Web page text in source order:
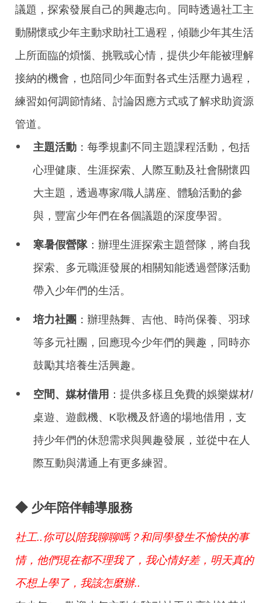
議題，探索發展自己的興趣志向。同時透過社工主
動關懷或少年主動求助社工過程，傾聽少年其生活
上所面臨的煩惱、挑戰或心情，提供少年能被理解
接納的機會，也陪同少年面對各式生活壓力過程，
練習如何調節情緒、討論因應方式或了解求助資源
管道。
主題活動 ：每季規劃不同主題課程活動，包括
心理健康、生涯探索、人際互動及社會關懷四
大主題，透過專家/職人講座、體驗活動的參
與，豐富少年們在各個議題的深度學習。
寒暑假營隊：辦理生涯探索主題營隊，將自我
探索、多元職涯發展的相關知能透過營隊活動
帶入少年們的生活。
培力社團 ：辦理熱舞、吉他、時尚保養、羽球
等多元社團，回應現今少年們的興趣，同時亦
鼓勵其培養生活興趣。
空間、媒材借用 ：提供多樣且免費的娛樂媒材/
桌遊、遊戲機、K歌機及舒適的場地借用，支
持少年們的休憩需求與興趣發展，並從中在人
際互動與溝通上有更多練習。
◆ 少年陪伴輔導服務
社工..你可以陪我聊聊嗎？和同學發生不愉快的事
情，他們現在都不理我了，我心情好差，明天真的
不想上學了，我該怎麼辦..